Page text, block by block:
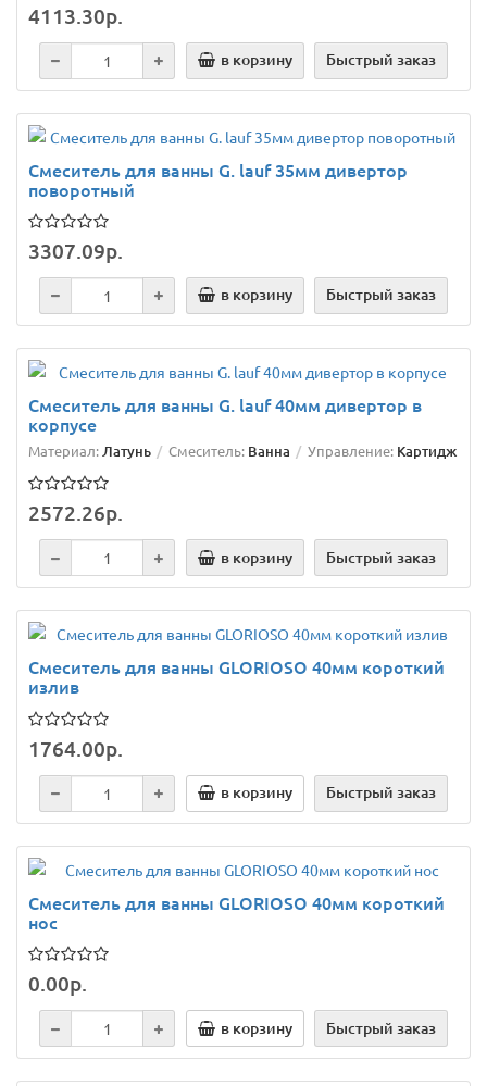
4113.30р.
в корзину Быстрый заказ
Смеситель для ванны G. lauf 35мм дивертор
поворотный
3307.09р.
в корзину Быстрый заказ
Смеситель для ванны G. lauf 40мм дивертор в
корпусе
Материал:Латунь Смеситель: Ванна Управление: Картидж
2572.26р.
в корзину Быстрый заказ
Смеситель для ванны GLORIOSO 40мм короткий
излив
1764.00р.
в корзину Быстрый заказ
Смеситель для ванны GLORIOSO 40мм короткий
нос
0.00р.
в корзину Быстрый заказ